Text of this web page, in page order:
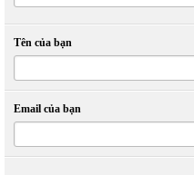
Tên của bạn
Email của bạn